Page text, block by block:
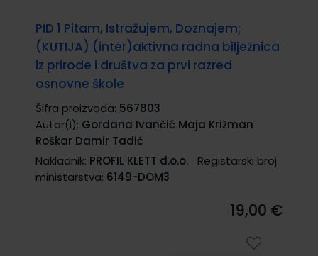
PID 1 Pitam, Istražujem, Doznajem;
(KUTIJA) (inter)aktivna radna bilježnica
iz prirode i društva za prvi razred
osnovne škole
Šifra proizvoda: 567803
Autor(i): Gordana Ivančić Maja Križman
Roškar Damir Tadić
Nakladnik: PROFIL KLETT d.o.o.
Registarski broj
ministarstva: 6149-DOM3
19,00 €